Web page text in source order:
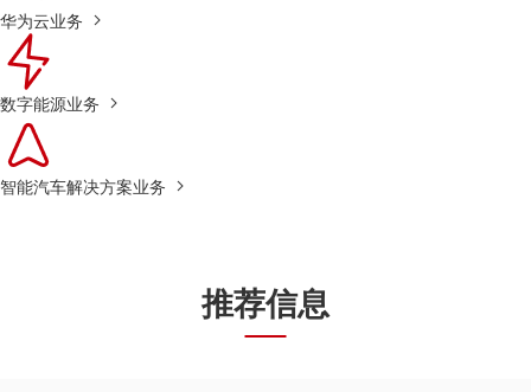
华为云业务
数字能源业务
智能汽车解决方案业务
推荐信息